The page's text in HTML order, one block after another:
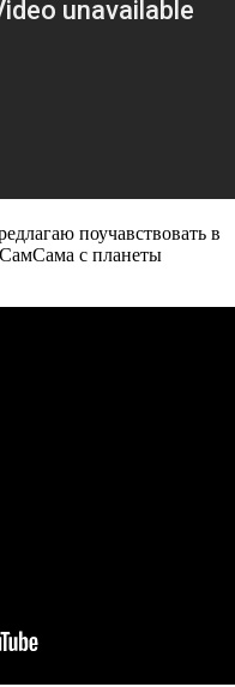
поучавствовать в
с планеты